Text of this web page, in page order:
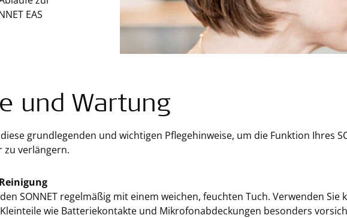
EAS
und Wartung
grundlegenden und wichtigen Pflegehinweise, um die Funktion Ihres
zu verlängern.
SONNET regelmäßig mit einem weichen, feuchten Tuch. Verwenden Sie
Kleinteile wie Batteriekontakte und Mikrofonabdeckungen besonders